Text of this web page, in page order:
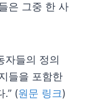
은 그중 한 사
자들의 정의
들을 포함한
.” (원문 링크)